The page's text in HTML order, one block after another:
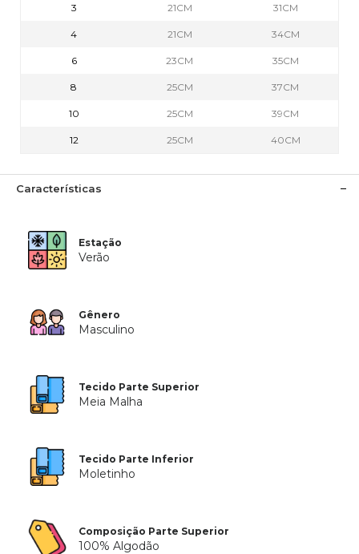
3 21CM 31CM
4 21CM 34CM
6 23CM 35CM
8 25CM 37CM
10 25CM 39CM
12 25CM 40CM
Características
Estação
Verão
Gênero
Masculino
Tecido Parte Superior
Meia Malha
Tecido Parte Inferior
Moletinho
Composição Parte Superior
100% Algodão